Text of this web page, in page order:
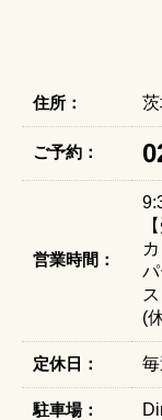
住所：
ご予約：
営業時間：
(
定休日：
駐車場：